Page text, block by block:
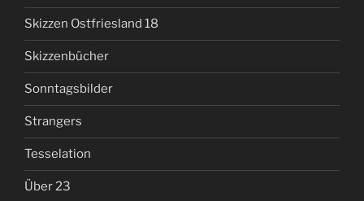
Skizzen Ostfriesland 18
Skizzenbücher
Sonntagsbilder
Strangers
Tesselation
Über 23